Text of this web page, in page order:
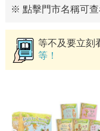
※ 點擊門市名稱可查
等不及要立刻
等！